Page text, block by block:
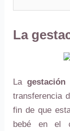
La
La gestación
transferencia
fin de que
bebé en el